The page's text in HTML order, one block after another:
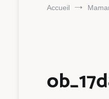
Accueil